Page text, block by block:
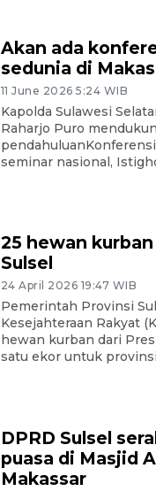
Akan ada
sedunia di
11 June 2026 5:24 WIB
Kapolda Sulawesi
Raharjo Puro
seminar nasional,
25 hewan
Sulsel
24 April 2026 19:47 WIB
Pemerintah Provinsi
Kesejahteraan Rakyat
hewan kurban dari
satu ekor untuk
DPRD Sulsel
puasa di Masjid
Makassar